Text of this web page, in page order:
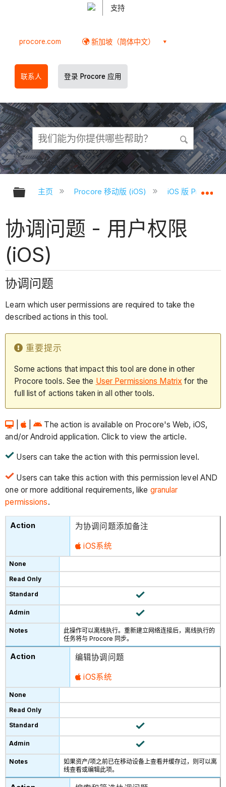
支持
procore.com 新加坡（简体中文）
联系人 登录 Procore 应用
扩展/隐缩全局层次
主页 Procore 移动版 (iOS) iOS 版 Procore
协调问题 - 用户权限
(iOS)
协调问题
Learn which user permissions are required to take the
described actions in this tool.
重要提示
Some actions that impact this tool are done in other
Procore tools. See the User Permissions Matrix for the
full list of actions taken in all other tools.
|
The action is available on Procore's Web, iOS,
and/or Android application. Click to view the article.
Users can take the action with this permission level.
Users can take this action with this permission level AND
one or more additional requirements, like granular
permissions.
为协调问题添加备注
iOS系统
此操作可以离线执行。重新建立网络连接后，离线执行的
任务将与 Procore 同步。
编辑协调问题
iOS系统
如果资产/项之前已在移动设备上查看并缓存过，则可以离
线查看或编辑此项。